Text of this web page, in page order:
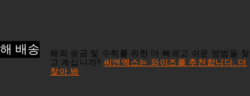
배송
해외 송금 및 수취를 위한 더 빠르고 쉬운 방법을 찾
고 계십니까? 씨엔엑스는 와이즈를 추천합니다. 더
찾아 봐